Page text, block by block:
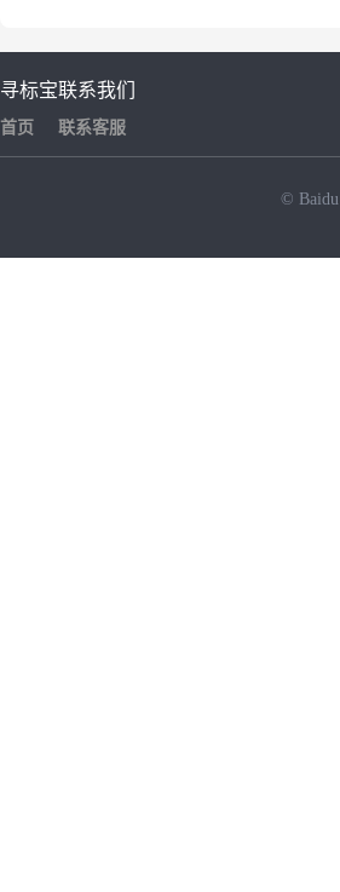
寻标宝
首页
联系我们
联系客服
© Baidu